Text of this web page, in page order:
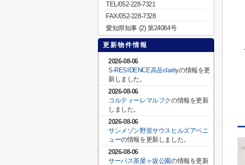
TEL/052-228-7321
FAX/052-228-7328
愛知県知事 (2) 第24084号
更新物件情報
2026-08-06
S-RESIDENCE高岳clarityの情報を更
新しました。
2026-08-06
コルティーレマルフクの情報を更新
しました。
2026-08-06
サンメゾン野並サウスヒルズアベニ
ューの情報を更新しました。
2026-08-06
サーパス茶屋ヶ坂公園の情報を更新